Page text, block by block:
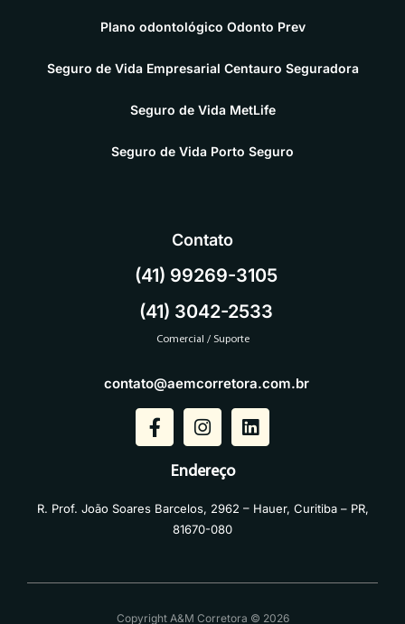
Plano odontológico Odonto Prev
Seguro de Vida Empresarial Centauro Seguradora
Seguro de Vida MetLife
Seguro de Vida Porto Seguro
Contato
(41) 99269-3105
(41) 3042-2533
Comercial / Suporte
contato@aemcorretora.com.br
Endereço
R. Prof. João Soares Barcelos, 2962 – Hauer, Curitiba – PR,
81670-080
Copyright A&M Corretora © 2026